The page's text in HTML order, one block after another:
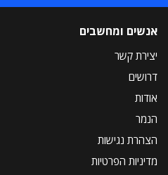
אנשים ומחשבים
יצירת קשר
דרושים
אודות
הנמר
הצהרת נגישות
מדיניות הפרטיות